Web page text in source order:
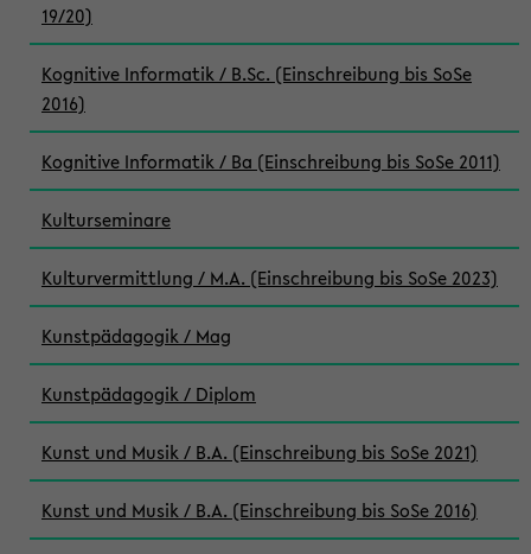
19/20)
Kognitive Informatik / B.Sc. (Einschreibung bis SoSe
2016)
Kognitive Informatik / Ba (Einschreibung bis SoSe 2011)
Kulturseminare
Kulturvermittlung / M.A. (Einschreibung bis SoSe 2023)
Kunstpädagogik / Mag
Kunstpädagogik / Diplom
Kunst und Musik / B.A. (Einschreibung bis SoSe 2021)
Kunst und Musik / B.A. (Einschreibung bis SoSe 2016)